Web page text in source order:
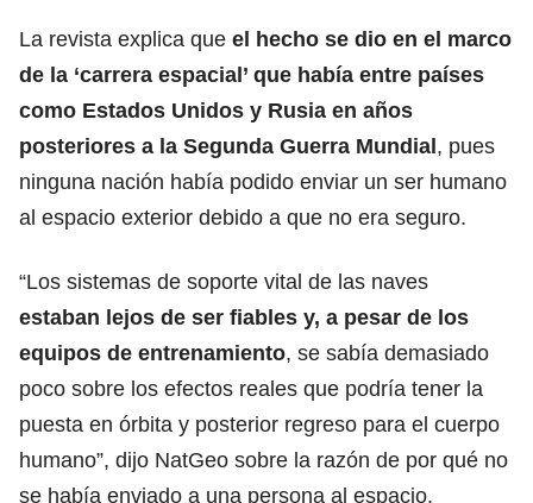
La revista explica que el hecho se dio en el marco
de la ‘carrera espacial’ que había entre países
como Estados Unidos y Rusia en años
posteriores a la Segunda Guerra Mundial, pues
ninguna nación había podido enviar un ser humano
al espacio exterior debido a que no era seguro.
“Los sistemas de soporte vital de las naves
estaban lejos de ser fiables y, a pesar de los
equipos de entrenamiento, se sabía demasiado
poco sobre los efectos reales que podría tener la
puesta en órbita y posterior regreso para el cuerpo
humano”, dijo NatGeo sobre la razón de por qué no
se había enviado a una persona al espacio.